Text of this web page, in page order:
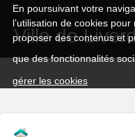
En poursuivant votre
l’utilisation de cookies
proposer des contenus et
que des fonctionnalités
gérer les cookies
Ville de